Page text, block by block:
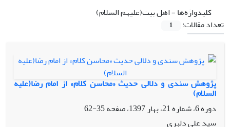
کلیدواژه‌ها =اهل بیت(علیهم ‏السلام)
تعداد مقالات:
1
پژوهش سندی و دلالی حدیث «محاسن کلام» از امام‏‏‏ رضا(علیه
السلام)
دوره 6، شماره 21، بهار 1397، صفحه
35-62
سید علی دلبری